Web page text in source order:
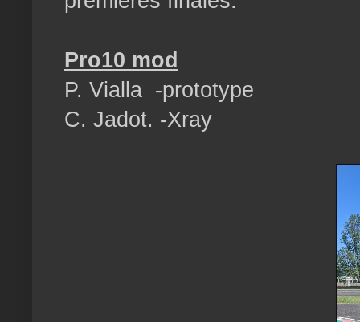
Pro10 mod
P. Vialla -prototype
C. Jadot. -Xray